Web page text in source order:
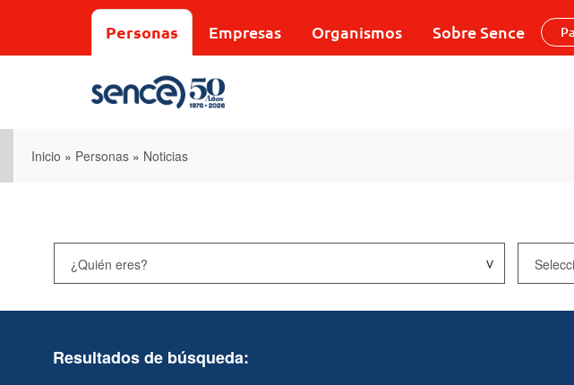
Personas Empresas Organismos Sobre Sence
Inicio » Personas » Noticias
Resultados de búsqueda: